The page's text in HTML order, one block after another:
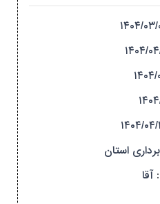
۰۳/۰۴
۰۴/۲۰
۲۵
۲۷
۰۴/۲۷
استان
آقا